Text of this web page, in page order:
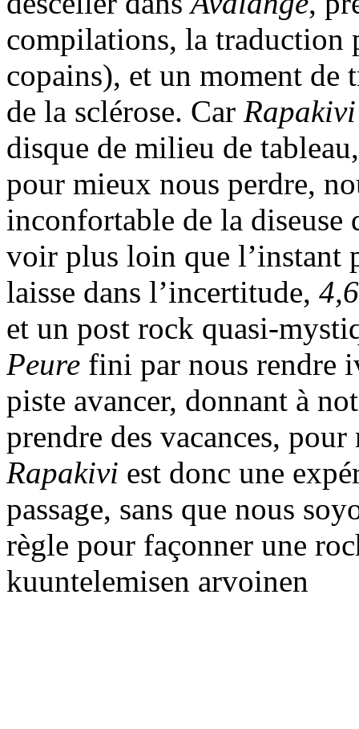
compilations, la traduction
copains), et un moment de
de la sclérose. Car Rapakivi
disque de milieu de
pour mieux nous perdre,
inconfortable de la diseuse
voir plus loin que l’instant
laisse dans l’incertitude,
et un post rock quasi-
Peure fini par nous rendre
piste avancer, donnant à
prendre des vacances,
Rapakivi est donc une
passage, sans que nous
règle pour façonner une
kuuntelemisen arvoinen